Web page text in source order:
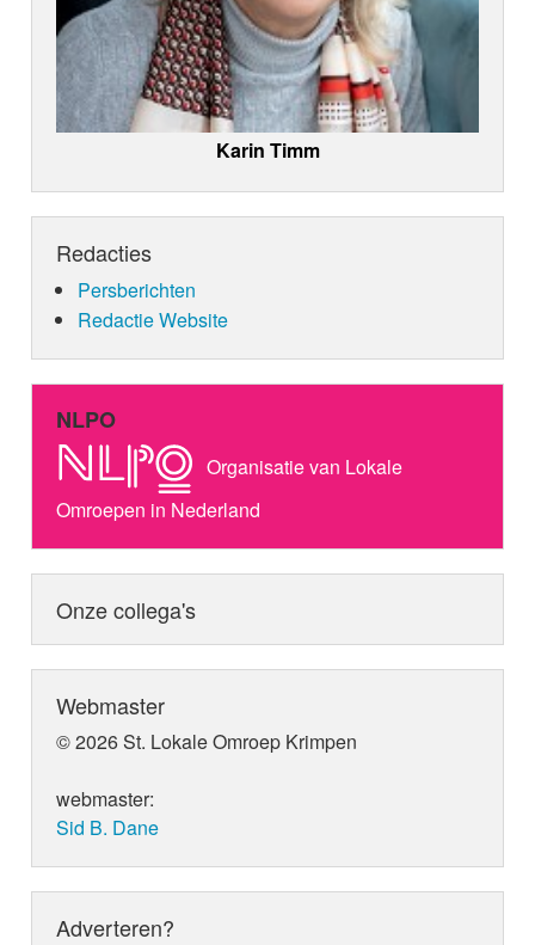
Karin Timm
Redacties
Persberichten
Redactie Website
NLPO
Organisatie van Lokale
Omroepen in Nederland
Onze collega's
Webmaster
© 2026 St. Lokale Omroep Krimpen
webmaster:
Sid B. Dane
Adverteren?